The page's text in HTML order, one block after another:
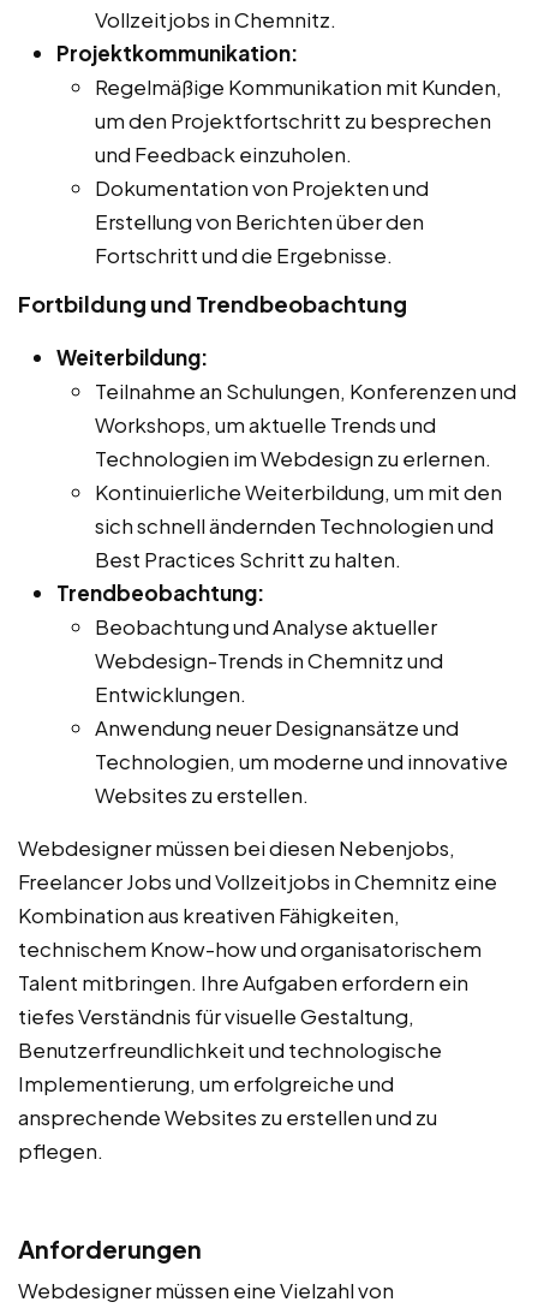
Vollzeitjobs in Chemnitz.
Projektkommunikation:
Regelmäßige Kommunikation mit Kunden,
um den Projektfortschritt zu besprechen
und Feedback einzuholen.
Dokumentation von Projekten und
Erstellung von Berichten über den
Fortschritt und die Ergebnisse.
Fortbildung und Trendbeobachtung
Weiterbildung:
Teilnahme an Schulungen, Konferenzen und
Workshops, um aktuelle Trends und
Technologien im Webdesign zu erlernen.
Kontinuierliche Weiterbildung, um mit den
sich schnell ändernden Technologien und
Best Practices Schritt zu halten.
Trendbeobachtung:
Beobachtung und Analyse aktueller
Webdesign-Trends in Chemnitz und
Entwicklungen.
Anwendung neuer Designansätze und
Technologien, um moderne und innovative
Websites zu erstellen.
Webdesigner müssen bei diesen Nebenjobs,
Freelancer Jobs und Vollzeitjobs in Chemnitz eine
Kombination aus kreativen Fähigkeiten,
technischem Know-how und organisatorischem
Talent mitbringen. Ihre Aufgaben erfordern ein
tiefes Verständnis für visuelle Gestaltung,
Benutzerfreundlichkeit und technologische
Implementierung, um erfolgreiche und
ansprechende Websites zu erstellen und zu
pflegen.
Anforderungen
Webdesigner müssen eine Vielzahl von